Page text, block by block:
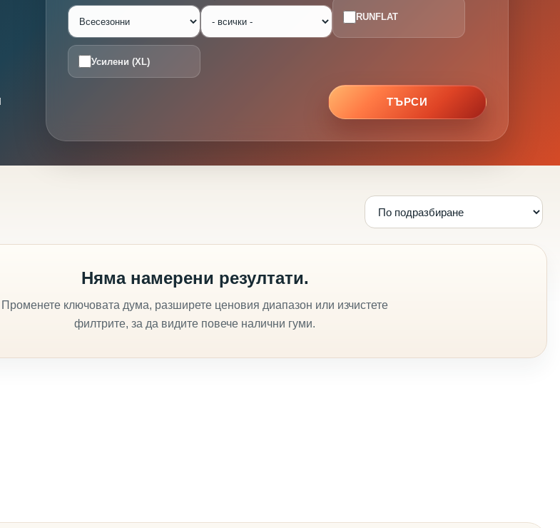
RUNFLAT
Усилени (XL)
ТЪРСИ
Няма намерени резултати.
Променете ключовата дума, разширете ценовия диапазон или изчистете
филтрите, за да видите повече налични гуми.